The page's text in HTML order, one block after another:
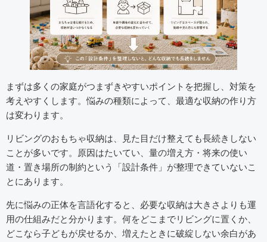
まずは多くの家庭がつまずきやすいポイントを把握し、対策を
考えやすくします。悩みの種類によって、最適な収納の作り方
は変わります。
リビングのおもちゃ収納は、見た目だけ整えても長続きしない
ことが多いです。原因はたいてい、量の増え方・将来の使い
道・置き場所の制約という「設計条件」が整理できていないこ
とにあります。
先に悩みの正体を言語化すると、必要な収納は大きさよりも運
用の仕組みだと分かります。何をどこまでリビングに置くか、
どこなら子どもが戻せるか、増えたときに破綻しない余白があ